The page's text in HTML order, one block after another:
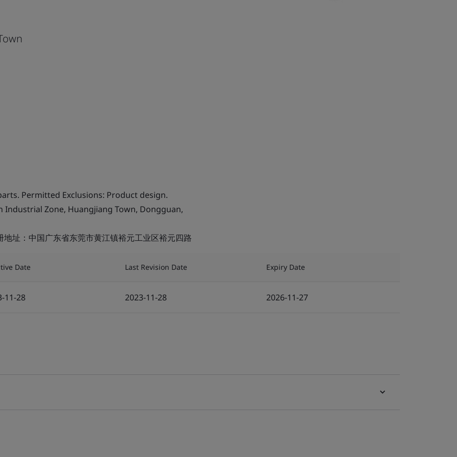
Permitted Exclusions: Product design.
Industrial Zone, Huangjiang Town, Dongguan,
址：中国广东省东莞市黄江镇裕元工业区裕元四路
Date Last Revision Date Expiry Date
11-28 2023-11-28 2026-11-27